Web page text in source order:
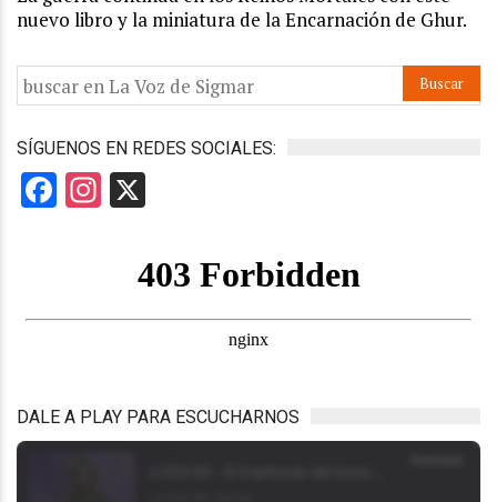
nuevo libro y la miniatura de la Encarnación de Ghur.
SÍGUENOS EN REDES SOCIALES:
Facebook
Instagram
DALE A PLAY PARA ESCUCHARNOS